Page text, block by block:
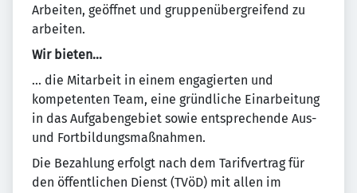
Arbeiten, geöffnet und gruppenübergreifend zu
arbeiten.
Wir bieten…
... die Mitarbeit in einem engagierten und
kompetenten Team, eine gründliche Einarbeitung
in das Aufgabengebiet sowie entsprechende Aus-
und Fortbildungsmaßnahmen.
Die Bezahlung erfolgt nach dem Tarifvertrag für
den öffentlichen Dienst (TVöD) mit allen im